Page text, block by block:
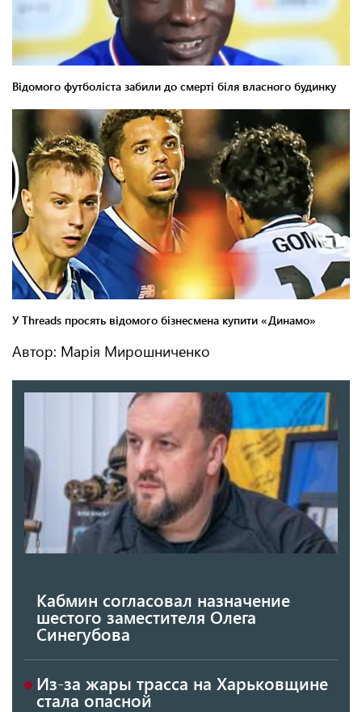
Автор: Марія Мирошниченко
Кабмин согласовал назначение
шестого заместителя Олега
Синегубова
Из-за жары трасса на Харьковщине
стала опасной